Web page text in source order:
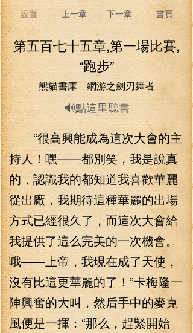
設置 上一章 下一章 書頁
第五百七十五章,第一場比賽,
“跑步”
熊貓書庫 網游之劍刃舞者
🔊點這里聽書
“很高興能成為這次大會的主
持人！嘿——都別笑，我是說真
的，認識我的都知道我喜歡華麗
從出廠，我期待這種華麗的出場
方式已經很久了，而這次大會給
我提供了這么完美的一次機會。
哦——上帝，我現在成了天使，
沒有比這更華麗的了！”卡梅隆一
陣興奮的大叫，然后手中的麥克
風便是一揮：“那么，趕緊開始